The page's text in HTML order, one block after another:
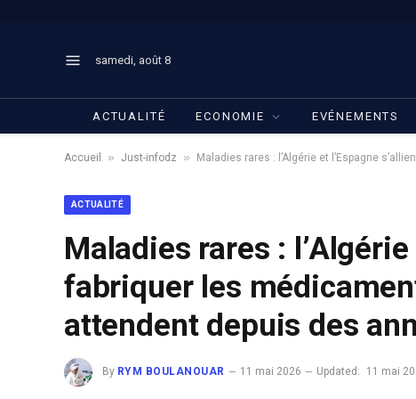
samedi, août 8
ACTUALITÉ ECONOMIE EVÉNEMENTS
Accueil » Just-infodz » Maladies rares : l’Algérie et l’Espagne
ACTUALITÉ
Maladies rares :
fabriquer les
attendent depuis des
By RYM BOULANOUAR 11 mai 2026 Updated: 11 mai